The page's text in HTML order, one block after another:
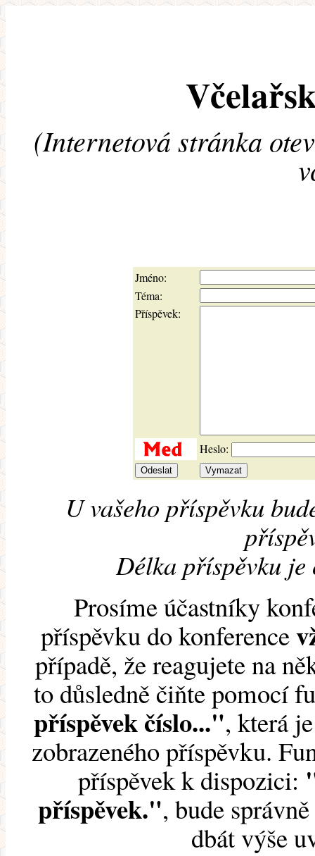
(Internetová stránka
Jméno:
Téma:
Příspěvek:
Heslo:
U vašeho příspěvku
Délka příspěvku je
Prosíme účastníky
příspěvku do konference
případě, že reagujete na
to důsledně čiňte pomocí
příspěvek číslo...", která
zobrazeného příspěvku.
příspěvek k dispozici:
příspěvek.", bude
dbát výše